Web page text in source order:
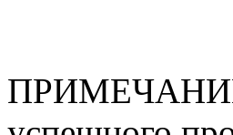
ПРИМЕЧАНИЕ: